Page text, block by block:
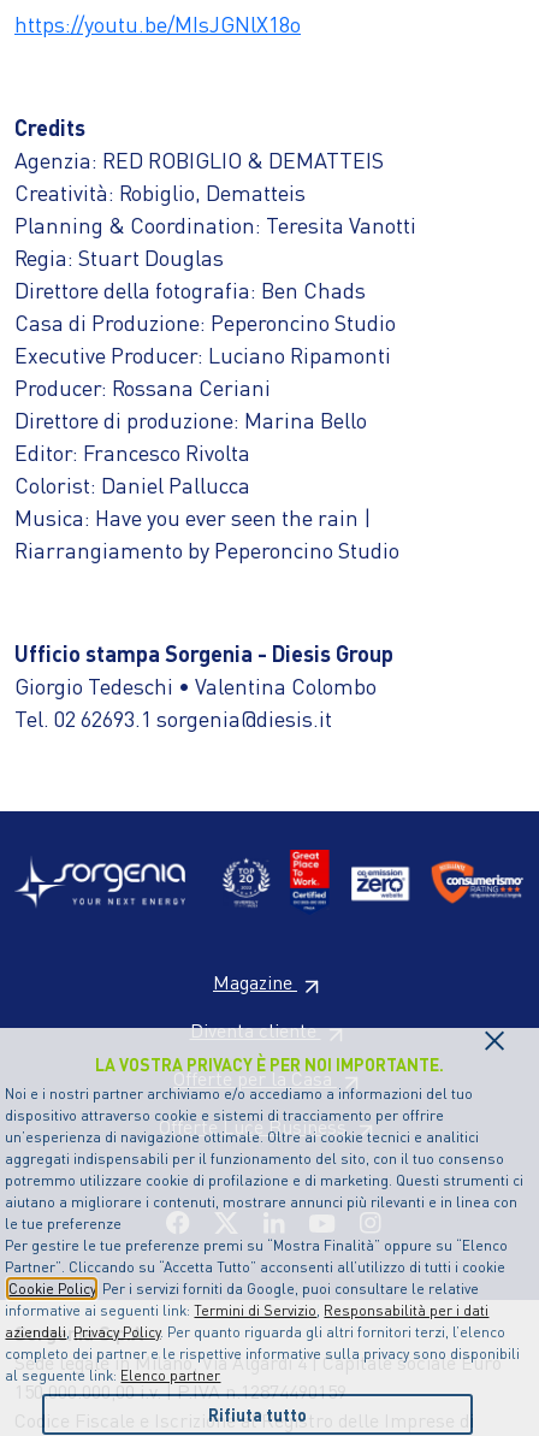
LA VOSTRA PRIVACY È PER NOI IMPORTANTE.
Noi e i nostri partner archiviamo e/o accediamo a informazioni del tuo
dispositivo attraverso cookie e sistemi di tracciamento per offrire
un’esperienza di navigazione ottimale. Oltre ai cookie tecnici e analitici
aggregati indispensabili per il funzionamento del sito, con il tuo consenso
potremmo utilizzare cookie di profilazione e di marketing. Questi strumenti ci
aiutano a migliorare i contenuti, mostrare annunci più rilevanti e in linea con
le tue preferenze
Per gestire le tue preferenze premi su “Mostra Finalità” oppure su “Elenco
Partner”. Cliccando su “Accetta Tutto” acconsenti all’utilizzo di tutti i cookie
Cookie Policy . Per i servizi forniti da Google, puoi consultare le relative
informative ai seguenti link:Termini di Servizio, Responsabilità per i dati
aziendali, Privacy Policy. Per quanto riguarda gli altri fornitori terzi, l’elenco
completo dei partner e le rispettive informative sulla privacy sono disponibili
al seguente link: Elenco partner
×
Rifiuta tutto
https://youtu.be/MIsJGNlX18o
Credits
Agenzia: RED ROBIGLIO & DEMATTEIS
Creatività: Robiglio, Dematteis
Planning & Coordination: Teresita Vanotti
Regia: Stuart Douglas
Direttore della fotografia: Ben Chads
Casa di Produzione: Peperoncino Studio
Executive Producer: Luciano Ripamonti
Producer: Rossana Ceriani
Direttore di produzione: Marina Bello
Editor: Francesco Rivolta
Colorist: Daniel Pallucca
Musica: Have you ever seen the rain |
Riarrangiamento by Peperoncino Studio
Ufficio stampa Sorgenia - Diesis Group
Giorgio Tedeschi • Valentina Colombo
Tel. 02 62693.1 sorgenia@diesis.it
Magazine
Diventa cliente
Offerte per la Casa
Offerte Luce Business
Sorgenia S.p.A
Sede legale in Milano, Via Algardi 4 | Capitale sociale Euro
150.000.000,00 i.v. | P.IVA n.12874490159
Codice Fiscale e Iscrizione al Registro delle Imprese di